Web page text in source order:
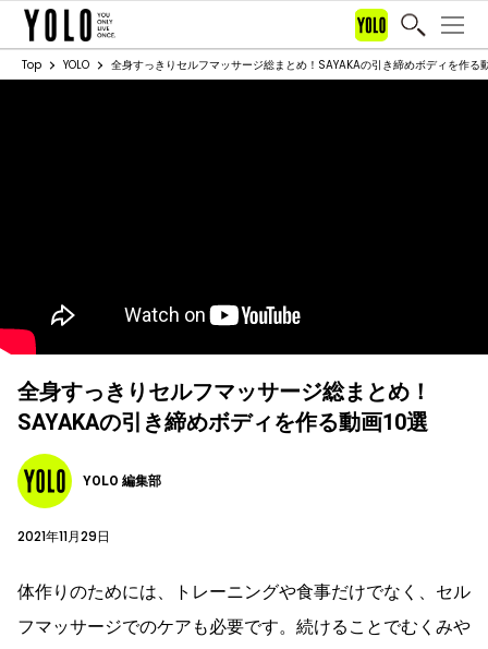
Top YOLO 全身すっきりセルフマッサージ総まとめ！SAYAKAの引き締めボディを作る
全身すっきりセルフマッサージ総まとめ！
SAYAKAの引き締めボディを作る動画10選
YOLO 編集部
2021年11月29日
体作りのためには、トレーニングや食事だけでなく、セル
フマッサージでのケアも必要です。続けることでむくみや